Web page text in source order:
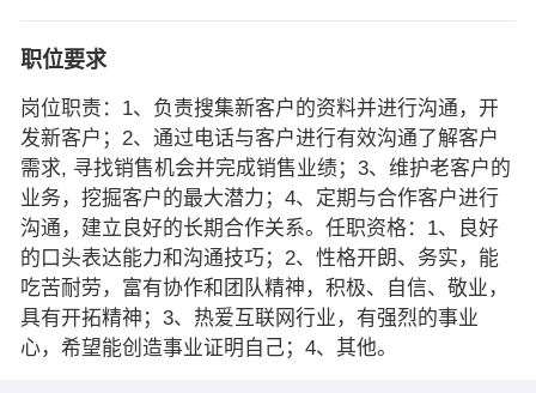
职位要求
岗位职责：1、负责搜集新客户的资料并进行沟通，开
发新客户；2、通过电话与客户进行有效沟通了解客户
需求, 寻找销售机会并完成销售业绩；3、维护老客户的
业务，挖掘客户的最大潜力；4、定期与合作客户进行
沟通，建立良好的长期合作关系。任职资格：1、良好
的口头表达能力和沟通技巧；2、性格开朗、务实，能
吃苦耐劳，富有协作和团队精神，积极、自信、敬业，
具有开拓精神；3、热爱互联网行业，有强烈的事业
心，希望能创造事业证明自己；4、其他。